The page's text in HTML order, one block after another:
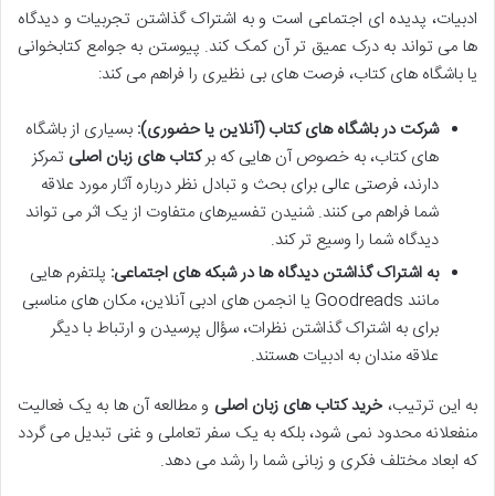
ادبیات، پدیده ای اجتماعی است و به اشتراک گذاشتن تجربیات و دیدگاه
ها می تواند به درک عمیق تر آن کمک کند. پیوستن به جوامع کتابخوانی
یا باشگاه های کتاب، فرصت های بی نظیری را فراهم می کند:
شرکت در باشگاه های کتاب (آنلاین یا حضوری): بسیاری از باشگاه
های کتاب، به خصوص آن هایی که برکتاب های زبان اصلی تمرکز
دارند، فرصتی عالی برای بحث و تبادل نظر درباره آثار مورد علاقه
شما فراهم می کنند. شنیدن تفسیرهای متفاوت از یک اثر می تواند
دیدگاه شما را وسیع تر کند.
به اشتراک گذاشتن دیدگاه ها در شبکه های اجتماعی: پلتفرم هایی
مانند Goodreads یا انجمن های ادبی آنلاین، مکان های مناسبی
برای به اشتراک گذاشتن نظرات، سؤال پرسیدن و ارتباط با دیگر
علاقه مندان به ادبیات هستند.
به این ترتیب،خرید کتاب های زبان اصلی و مطالعه آن ها به یک فعالیت
منفعلانه محدود نمی شود، بلکه به یک سفر تعاملی و غنی تبدیل می گردد
که ابعاد مختلف فکری و زبانی شما را رشد می دهد.